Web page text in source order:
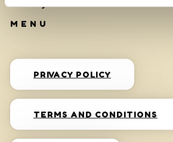
PRIVACY POLICY
TERMS AND CONDITIONS